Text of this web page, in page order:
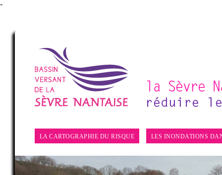
-
LA CARTOGRAPHIE DU RISQUE LES INONDATIONS
Crue à Tiffauges, 1983
©collection Plessy, Amis Vieux Tiffauges
>>